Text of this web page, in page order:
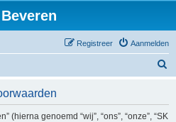
Aanmelden
Registreer
(hierna genoemd “wij”, “ons”, “onze”, “SK